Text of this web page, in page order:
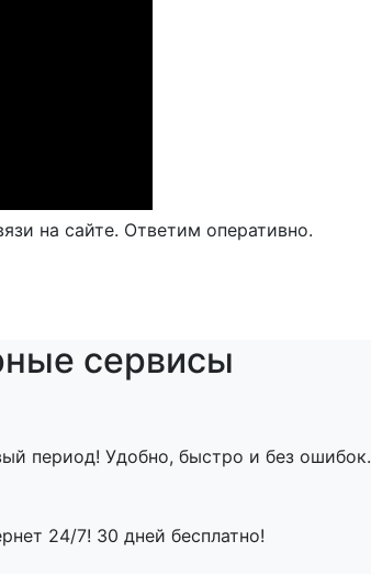
на сайте. Ответим оперативно.
сервисы
период! Удобно, быстро и без ошибок.
24/7! 30 дней бесплатно!